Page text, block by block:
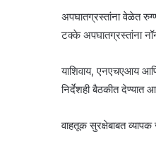
अपघातग्रस्तांना वेळेत
टक्के अपघातग्रस्तांना
याशिवाय, एनएचएआय आणि
निर्देशही बैठकीत देण्यात
वाहतूक सुरक्षेबाबत